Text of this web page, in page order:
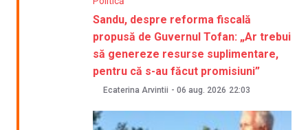
Sandu, despre reforma fiscală
propusă de Guvernul Tofan: „Ar trebui
să genereze resurse suplimentare,
pentru că s-au făcut promisiuni”
Ecaterina Arvintii - 06 aug. 2026 22:03